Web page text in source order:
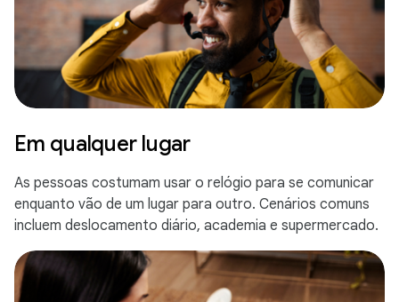
Em qualquer lugar
As pessoas costumam usar o relógio para se comunicar
enquanto vão de um lugar para outro. Cenários comuns
incluem deslocamento diário, academia e supermercado.